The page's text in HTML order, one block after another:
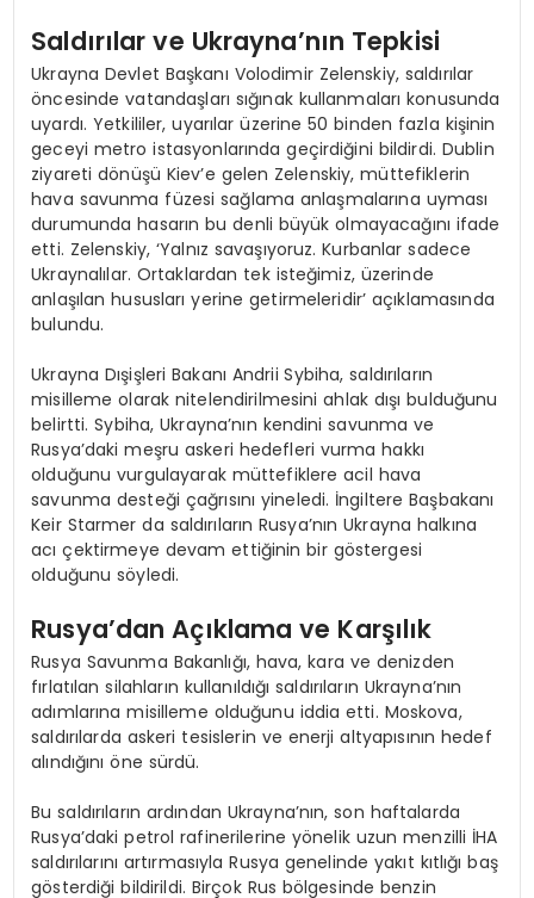
Saldırılar ve Ukrayna’nın Tepkisi
Ukrayna Devlet Başkanı Volodimir Zelenskiy, saldırılar
öncesinde vatandaşları sığınak kullanmaları konusunda
uyardı. Yetkililer, uyarılar üzerine 50 binden fazla kişinin
geceyi metro istasyonlarında geçirdiğini bildirdi. Dublin
ziyareti dönüşü Kiev’e gelen Zelenskiy, müttefiklerin
hava savunma füzesi sağlama anlaşmalarına uyması
durumunda hasarın bu denli büyük olmayacağını ifade
etti. Zelenskiy, ‘Yalnız savaşıyoruz. Kurbanlar sadece
Ukraynalılar. Ortaklardan tek isteğimiz, üzerinde
anlaşılan hususları yerine getirmeleridir’ açıklamasında
bulundu.
Ukrayna Dışişleri Bakanı Andrii Sybiha, saldırıların
misilleme olarak nitelendirilmesini ahlak dışı bulduğunu
belirtti. Sybiha, Ukrayna’nın kendini savunma ve
Rusya’daki meşru askeri hedefleri vurma hakkı
olduğunu vurgulayarak müttefiklere acil hava
savunma desteği çağrısını yineledi. İngiltere Başbakanı
Keir Starmer da saldırıların Rusya’nın Ukrayna halkına
acı çektirmeye devam ettiğinin bir göstergesi
olduğunu söyledi.
Rusya’dan Açıklama ve Karşılık
Rusya Savunma Bakanlığı, hava, kara ve denizden
fırlatılan silahların kullanıldığı saldırıların Ukrayna’nın
adımlarına misilleme olduğunu iddia etti. Moskova,
saldırılarda askeri tesislerin ve enerji altyapısının hedef
alındığını öne sürdü.
Bu saldırıların ardından Ukrayna’nın, son haftalarda
Rusya’daki petrol rafinerilerine yönelik uzun menzilli İHA
saldırılarını artırmasıyla Rusya genelinde yakıt kıtlığı baş
gösterdiği bildirildi. Birçok Rus bölgesinde benzin